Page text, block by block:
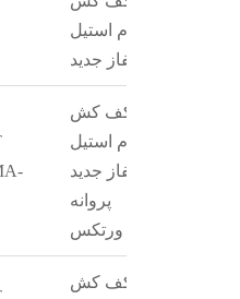
تمام استیل
تکفاز جدید
ON MA-
کف کش
تمام استیل
تکفاز جدید
کف کش